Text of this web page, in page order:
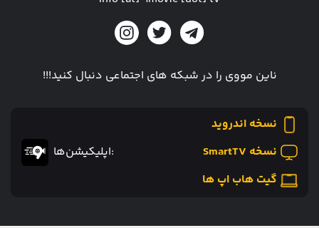
ناین مووی را در شبکه های اجتماعی دنبال کنید!!!
نسخه اندروید
نسخه SmartTV
گیت هاب اپ ها
:اپلیکیشن‌ها